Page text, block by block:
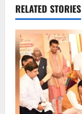
RELATED STORIES